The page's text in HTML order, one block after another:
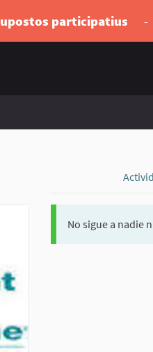
participatius -
No sigue a nadie